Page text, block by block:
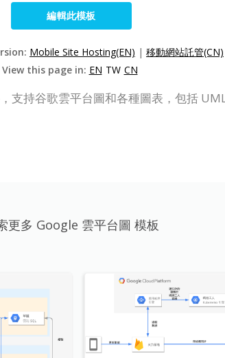
編輯此模板
Mobile Site Hosting(EN) | 移動網站託管(CN)
View this page in: EN TW CN
持谷歌雲平台圖和各種圖表，包括
更多 Google 雲平台圖 模板